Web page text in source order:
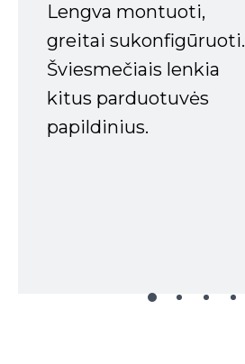
Lengva montuoti,
greitai sukonfigūruoti.
Šviesmečiais lenkia
kitus parduotuvės
papildinius.